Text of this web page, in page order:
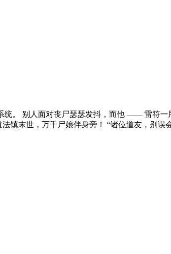
统。 别人面对丧尸瑟瑟发抖，而他 —— 雷符
镇末世，万千尸娘伴身旁！ “诸位道友，别误